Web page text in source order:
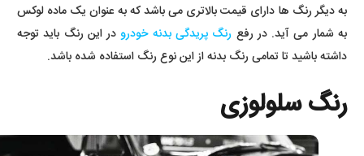
به دیگر رنگ ها دارای قیمت بالاتری می باشد که به عنوان یک ماده لوکس
به شمار می آید. در رفع رنگ پریدگی بدنه خودرودر این رنگ باید توجه
داشته باشید تا تمامی رنگ بدنه از این نوع رنگ استفاده شده باشد.
رنگ سلولوزی